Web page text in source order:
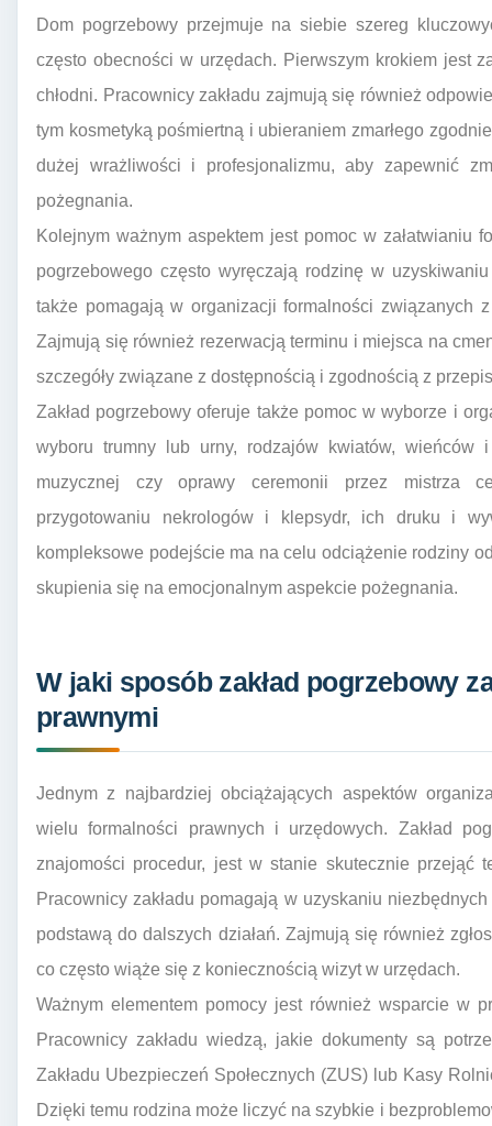
Dom pogrzebowy przejmuje na siebie szereg
często obecności w urzędach. Pierwszym krokiem jest
chłodni. Pracownicy zakładu zajmują się również
tym kosmetyką pośmiertną i ubieraniem zmarłego
dużej wrażliwości i profesjonalizmu, aby zapewnić
pożegnania.
Kolejnym ważnym aspektem jest pomoc w załatwianiu
pogrzebowego często wyręczają rodzinę w
także pomagają w organizacji formalności związanych
Zajmują się również rezerwacją terminu i miejsca na
szczegóły związane z dostępnością i zgodnością z
Zakład pogrzebowy oferuje także pomoc w wyborze i
wyboru trumny lub urny, rodzajów kwiatów, wieńców
muzycznej czy oprawy ceremonii przez mistrza
przygotowaniu nekrologów i klepsydr, ich druku i
kompleksowe podejście ma na celu odciążenie rodziny
skupienia się na emocjonalnym aspekcie pożegnania.
W jaki sposób zakład pogrzebowy
prawnymi
Jednym z najbardziej obciążających aspektów
wielu formalności prawnych i urzędowych. Zakład
znajomości procedur, jest w stanie skutecznie przejąć
Pracownicy zakładu pomagają w uzyskaniu
podstawą do dalszych działań. Zajmują się również
co często wiąże się z koniecznością wizyt w urzędach.
Ważnym elementem pomocy jest również wsparcie w
Pracownicy zakładu wiedzą, jakie dokumenty są
Zakładu Ubezpieczeń Społecznych (ZUS) lub Kasy
Dzięki temu rodzina może liczyć na szybkie i